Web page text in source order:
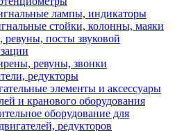
лампы, индикаторы
стойки, колонны, маяки
посты звуковой
ревуны, звонки
редукторы
элементы и аксессуары
и кранового оборудования
оборудование для
редукторов